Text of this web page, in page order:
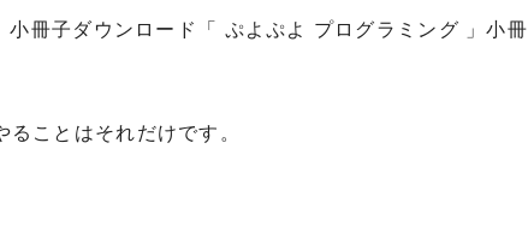
小冊子ダウンロード「 ぷよぷよ プログラミング 」小冊
ことはそれだけです。